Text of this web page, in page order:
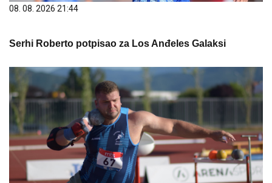
08. 08. 2026 21:44
Serhi Roberto potpisao za Los Anđeles Galaksi